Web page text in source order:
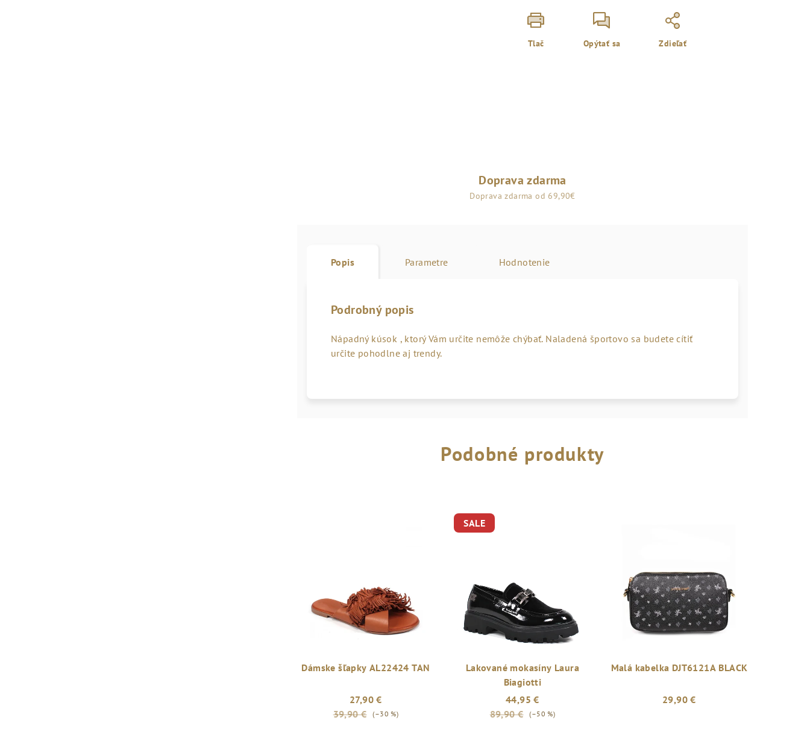
Tlač Opýtať sa Zdieľať
Doprava zdarma
Doprava zdarma od 69,90€
Popis Parametre Hodnotenie
Podrobný popis
Nápadný kúsok , ktorý Vám určite nemôže chýbať. Naladená športovo sa budete cítiť
určite pohodlne aj trendy.
Podobné produkty
Dámske šľapky AL22424 TAN
27,90 €
39,90 €
(–30 %)
SALE
Lakované mokasíny Laura
Biagiotti
44,95 €
89,90 €
(–50 %)
Malá kabelka DJT6121A BLACK
29,90 €